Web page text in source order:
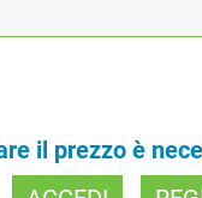
il prezzo è